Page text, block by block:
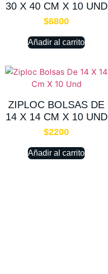
30 X 40 CM X 10 UND
$6800
Añadir al carrito
ZIPLOC BOLSAS DE
14 X 14 CM X 10 UND
$2200
Añadir al carrito